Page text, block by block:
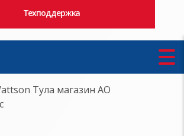
Техподдержка
Тула магазин АО